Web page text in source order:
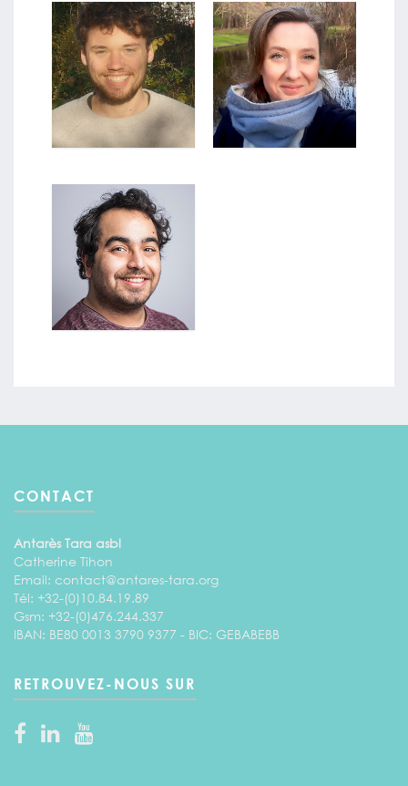
CONTACT
Antarès Tara asbl
Catherine Tihon
Email: contact@antares-tara.org
Tél: +32-(0)10.84.19.89
Gsm: +32-(0)476.244.337
IBAN: BE80 0013 3790 9377 - BIC: GEBABEBB
RETROUVEZ-NOUS SUR